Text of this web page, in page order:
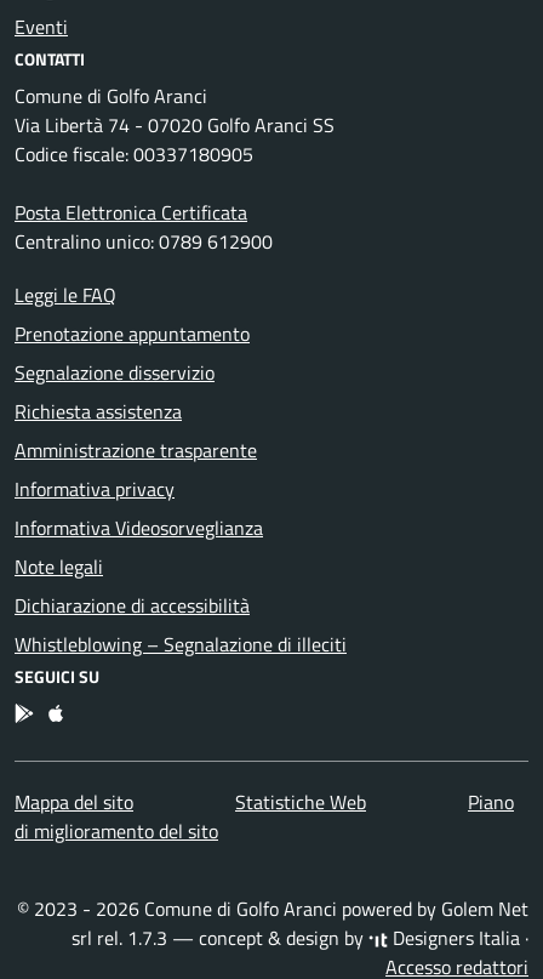
Eventi
CONTATTI
Comune di Golfo Aranci
Via Libertà 74 - 07020 Golfo Aranci SS
Codice fiscale: 00337180905
Posta Elettronica Certificata
Centralino unico: 0789 612900
Leggi le FAQ
Prenotazione appuntamento
Segnalazione disservizio
Richiesta assistenza
Amministrazione trasparente
Informativa privacy
Informativa Videosorveglianza
Note legali
Dichiarazione di accessibilità
Whistleblowing – Segnalazione di illeciti
SEGUICI SU
App Android
App IOS
Mappa del sito Statistiche Web
Piano
di miglioramento del sito
© 2023 - 2026 Comune di Golfo Aranci powered by Golem Net
srl rel. 1.7.3 — concept & design by Designers Italia ·
Accesso redattori